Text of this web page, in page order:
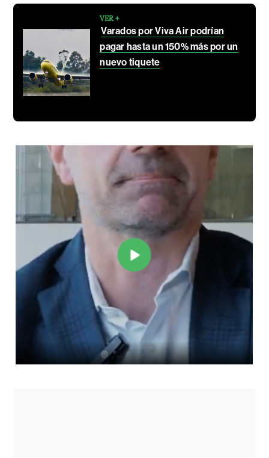
VER +
Varados por Viva Air podrían
pagar hasta un 150% más por un
nuevo tiquete